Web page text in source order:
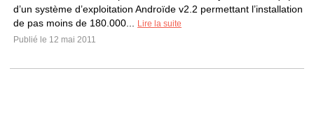
d’un système d’exploitation Androïde v2.2 permettant l’installation
de pas moins de 180.000...
Lire la suite
Publié le 12 mai 2011